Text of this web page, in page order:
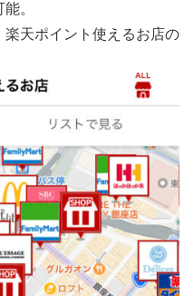
。
楽天ポイント使えるお店の